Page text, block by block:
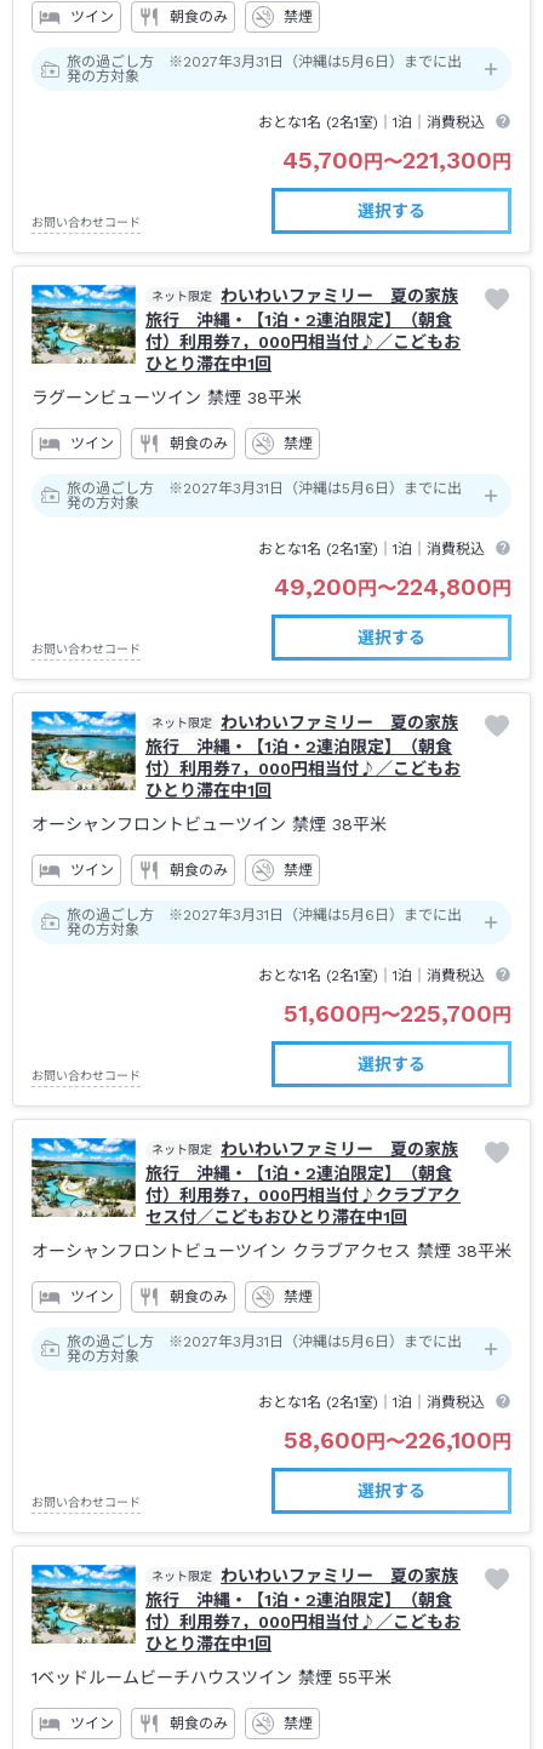
ツイン 朝食のみ 禁煙
旅の過ごし方 ※2027年3月31日（沖縄は5月6日）までに出
発の方対象
おとな1名 (2名1室)｜1泊 ｜消費税込
45,700円〜221,300円
お問い合わせコード
選択する
ネット限定
わいわいファミリー 夏の家族
旅行 沖縄・【1泊・2連泊限定】（朝食
付）利用券7，000円相当付♪／こどもお
ひとり滞在中1回
ラグーンビューツイン 禁煙 38平米
ツイン 朝食のみ 禁煙
旅の過ごし方 ※2027年3月31日（沖縄は5月6日）までに出
発の方対象
おとな1名 (2名1室)｜1泊 ｜消費税込
49,200円〜224,800円
お問い合わせコード
選択する
ネット限定
わいわいファミリー 夏の家族
旅行 沖縄・【1泊・2連泊限定】（朝食
付）利用券7，000円相当付♪／こどもお
ひとり滞在中1回
オーシャンフロントビューツイン 禁煙 38平米
ツイン 朝食のみ 禁煙
旅の過ごし方 ※2027年3月31日（沖縄は5月6日）までに出
発の方対象
おとな1名 (2名1室)｜1泊 ｜消費税込
51,600円〜225,700円
お問い合わせコード
選択する
ネット限定
わいわいファミリー 夏の家族
旅行 沖縄・【1泊・2連泊限定】（朝食
付）利用券7，000円相当付♪クラブアク
セス付／こどもおひとり滞在中1回
オーシャンフロントビューツイン クラブアクセス 禁煙 38平米
ツイン 朝食のみ 禁煙
旅の過ごし方 ※2027年3月31日（沖縄は5月6日）までに出
発の方対象
おとな1名 (2名1室)｜1泊 ｜消費税込
58,600円〜226,100円
お問い合わせコード
選択する
ネット限定
わいわいファミリー 夏の家族
旅行 沖縄・【1泊・2連泊限定】（朝食
付）利用券7，000円相当付♪／こどもお
ひとり滞在中1回
1ベッドルームビーチハウスツイン 禁煙 55平米
ツイン 朝食のみ 禁煙